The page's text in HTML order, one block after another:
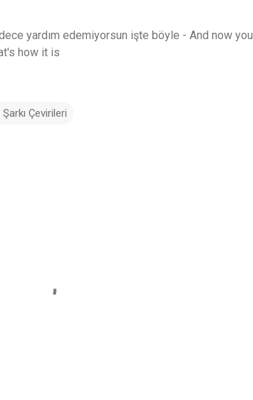
yardım edemiyorsun işte böyle - And now
how it is
Çevirileri